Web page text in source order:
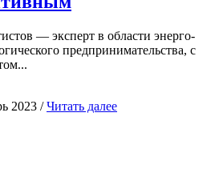
— эксперт в области энерго-
предпринимательства, с
2023 /Читать далее